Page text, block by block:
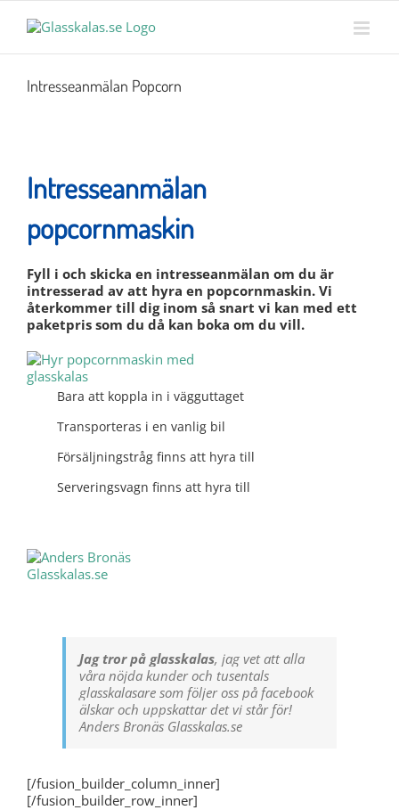
Intresseanmälan Popcorn
Intresseanmälan
popcornmaskin
Fyll i och skicka en intresseanmälan om du är
intresserad av att hyra en popcornmaskin. Vi
återkommer till dig inom så snart vi kan med ett
paketpris som du då kan boka om du vill.
Bara att koppla in i vägguttaget
Transporteras i en vanlig bil
Försäljningstråg finns att hyra till
Serveringsvagn finns att hyra till
Jag tror på glasskalas, jag vet att alla
våra nöjda kunder och tusentals
glasskalasare som följer oss på facebook
älskar och uppskattar det vi står för!
Anders Bronäs Glasskalas.se
[/fusion_builder_column_inner]
[/fusion_builder_row_inner]
MENY